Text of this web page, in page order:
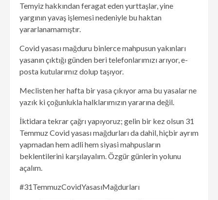
Temyiz hakkından feragat eden yurttaşlar, yine
yargının yavaş işlemesi nedeniyle bu haktan
yararlanamamıştır.
Covid yasası mağduru binlerce mahpusun yakınları
yasanın çıktığı günden beri telefonlarımızı arıyor, e-
posta kutularımız dolup taşıyor.
Meclisten her hafta bir yasa çıkıyor ama bu yasalar ne
yazık ki çoğunlukla halklarımızın yararına değil.
İktidara tekrar çağrı yapıyoruz; gelin bir kez olsun 31
Temmuz Covid yasası mağdurları da dahil, hiçbir ayrım
yapmadan hem adli hem siyasi mahpusların
beklentilerini karşılayalım. Özgür günlerin yolunu
açalım.
#31TemmuzCovidYasasıMağdurları